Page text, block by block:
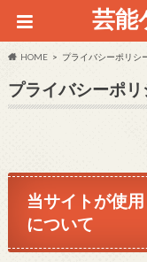
芸能
HOME プライバシーポリシ
プライバシーポリ
当サイトが使
について